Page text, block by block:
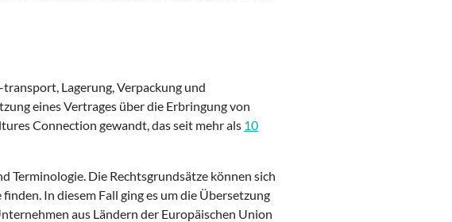
Lagerung, Verpackung und
eines Vertrages über die Erbringung von
Connection gewandt, das seit mehr als 10
Terminologie. Die Rechtsgrundsätze können sich
In diesem Fall ging es um die Übersetzung
aus Ländern der Europäischen Union